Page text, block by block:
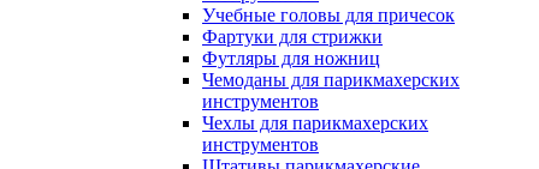
Учебные головы для причесок
Фартуки для стрижки
Футляры для ножниц
Чемоданы для парикмахерских
инструментов
Чехлы для парикмахерских
инструментов